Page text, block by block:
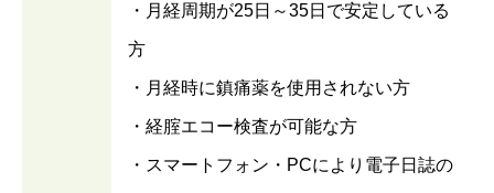
・月経周期が25日～35日で安定している
方
・月経時に鎮痛薬を使用されない方
・経腟エコー検査が可能な方
・スマートフォン・PCにより電子日誌の